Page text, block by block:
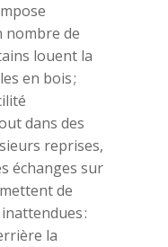
nombre de
louent la
en bois ;
dans des
reprises,
échanges sur
de
:
la